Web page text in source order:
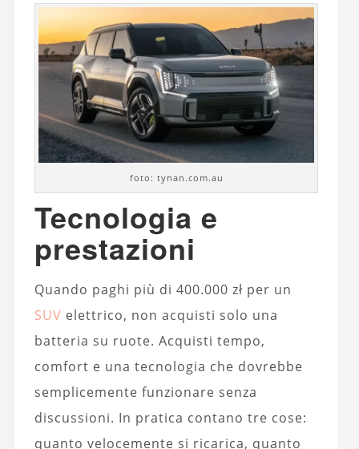
foto: tynan.com.au
Tecnologia e
prestazioni
Quando paghi più di 400.000 zł per un
SUV elettrico, non acquisti solo una
batteria su ruote. Acquisti tempo,
comfort e una tecnologia che dovrebbe
semplicemente funzionare senza
discussioni. In pratica contano tre cose:
quanto velocemente si ricarica, quanto